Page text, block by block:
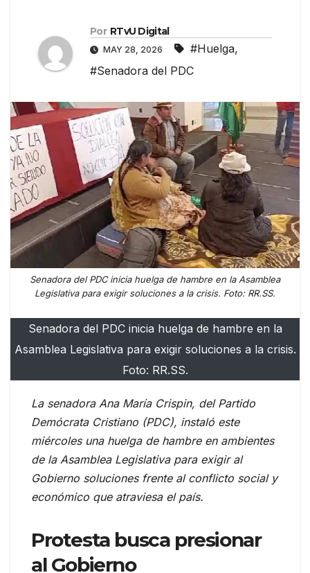
Por RTvU Digital
MAY 28, 2026 #Huelga,
#Senadora del PDC
Senadora del PDC inicia huelga de hambre en la Asamblea
Legislativa para exigir soluciones a la crisis. Foto: RR.SS.
Senadora del PDC inicia huelga de hambre en la
Asamblea Legislativa para exigir soluciones a la crisis.
Foto: RR.SS.
La senadora Ana María Crispin, del Partido
Demócrata Cristiano (PDC), instaló este
miércoles una huelga de hambre en ambientes
de la Asamblea Legislativa para exigir al
Gobierno soluciones frente al conflicto social y
económico que atraviesa el país.
Protesta busca presionar
al Gobierno